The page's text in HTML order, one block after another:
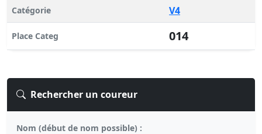
Catégorie V4
Place Categ 014
Rechercher un coureur
Nom (début de nom possible) :